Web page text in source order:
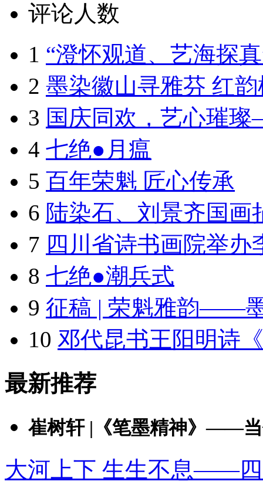
评论人数
1 “澄怀观道、艺海探
2 墨染徽山寻雅芬 红
3 国庆同欢，艺心璀
4 七绝●月瘟
5 百年荣魁 匠心传承
6 陆染石、刘景齐国画
7 四川省诗书画院举办
8 七绝●潮兵式
9 征稿 | 荣魁雅韵——
10 邓代昆书王阳明诗
最新推荐
崔树轩 |《笔墨精神》——当
大河上下 生生不息——四